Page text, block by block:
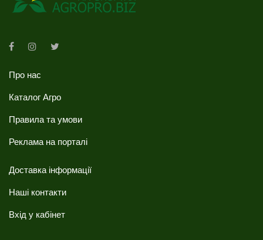
Про нас
Каталог Агро
Правила та умови
Реклама на порталі
Доставка інформації
Наші контакти
Вхід у кабінет